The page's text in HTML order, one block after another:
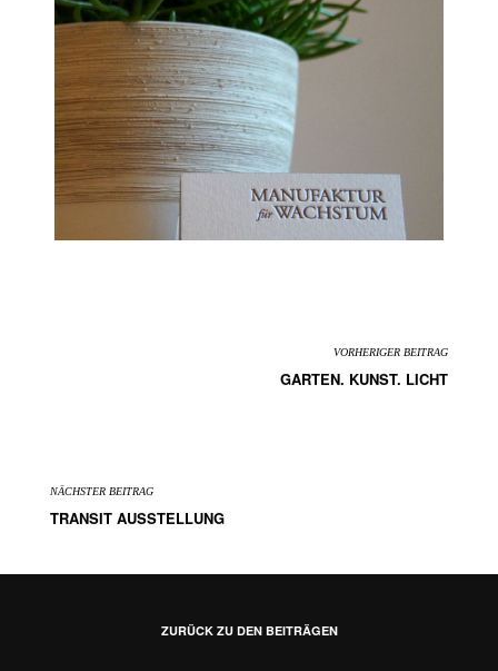
VORHERIGER BEITRAG
GARTEN. KUNST. LICHT
NÄCHSTER BEITRAG
TRANSIT AUSSTELLUNG
ZURÜCK ZU DEN BEITRÄGEN